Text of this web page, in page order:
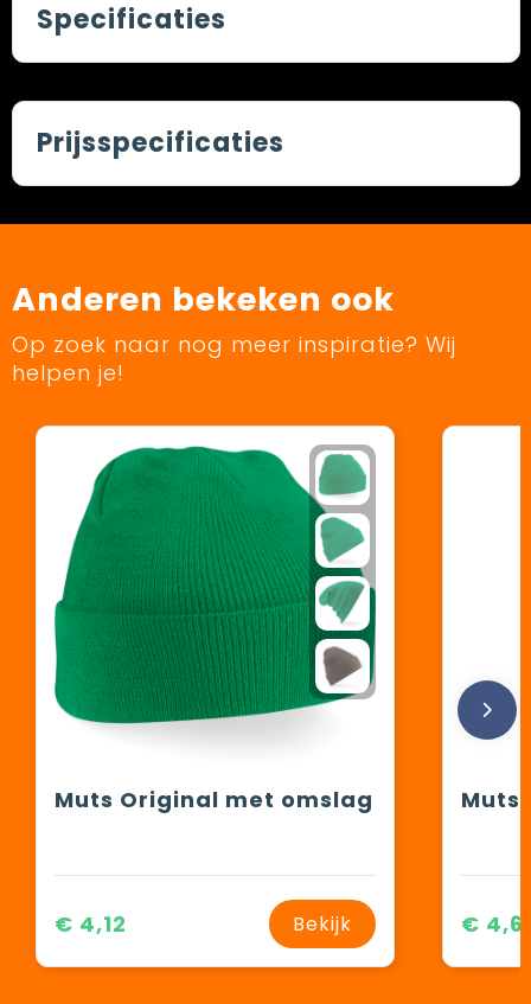
Specificaties
Prijsspecificaties
Anderen bekeken ook
Op zoek naar nog meer inspiratie? Wij
helpen je!
Muts Original met omslag
€ 4,12 Bekijk
Muts
€